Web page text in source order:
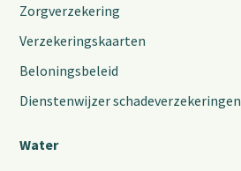
Zorgverzekering
Verzekeringskaarten
Beloningsbeleid
Dienstenwijzer schadeverzekeringen
Water